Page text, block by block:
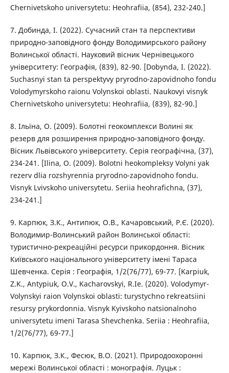
Chernivetskoho universytetu: Heohrafiia, (854), 232-240.]
7. Добинда, І. (2022). Сучасний стан та перспективи
природно-заповідного фонду Володимирського району
Волинської області. Науковий вісник Чернівецького
університету: Географія, (839), 82-90. [Dobynda, I. (2022).
Suchasnyi stan ta perspektyvy pryrodno-zapovidnoho fondu
Volodymyrskoho raionu Volynskoi oblasti. Naukovyi visnyk
Chernivetskoho universytetu: Heohrafiia, (839), 82-90.]
8. Ільїна, О. (2009). Болотні геокомплекси Волині як
резерв для розширення природно-заповідного фонду.
Вісник Львівського університету. Серія географічна, (37),
234-241. [Ilina, O. (2009). Bolotni heokompleksy Volyni yak
rezerv dlia rozshyrennia pryrodno-zapovidnoho fondu.
Visnyk Lvivskoho universytetu. Seriia heohrafichna, (37),
234-241.]
9. Карпюк, З.К., Антипюк, О.В., Качаровський, Р.Є. (2020).
Володимир-Волинський район Волинської області:
туристично-рекреаційні ресурси прикордоння. Вісник
Київського національного університету імені Тараса
Шевченка. Серія : Географія, 1/2(76/77), 69-77. [Karpiuk,
Z.K., Antypiuk, O.V., Kacharovskyi, R.Ie. (2020). Volodymyr-
Volynskyi raion Volynskoi oblasti: turystychno rekreatsiini
resursy prykordonnia. Visnyk Kyivskoho natsionalnoho
universytetu imeni Tarasa Shevchenka. Seriia : Heohrafiia,
1/2(76/77), 69-77.]
10. Карпюк, З.К., Фесюк, В.О. (2021). Природоохоронні
мережі Волинської області : монографія. Луцьк :